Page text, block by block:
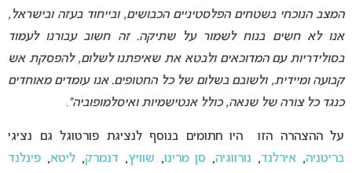
המצב הנוכחי בשטחים הפלסטיניים הכבושים, ובייחוד בעזה ובישראל,
אנו לא חשים בנוח לשמור על שתיקה. זה חשוב עבורנו לעמוד
בסולידריות עם המדוכאים ולבטא את שאיפתנו לשלום, להפסקת אש
קבועה ומיידית, ולשובם בשלום של כל החטופים. אנו עומדים מאוחדים
כנגד כל צורה של שנאה, כולל אנטישמיות ואיסלמופוביה”.
על ההצהרה הזו היו חתומים בנוסף לנציגת פורטוגל גם נציגי
בריטניה, אירלנד, נורווגיה, סן מרינו, שוויץ, דנמרק,ליטא, פינלנד